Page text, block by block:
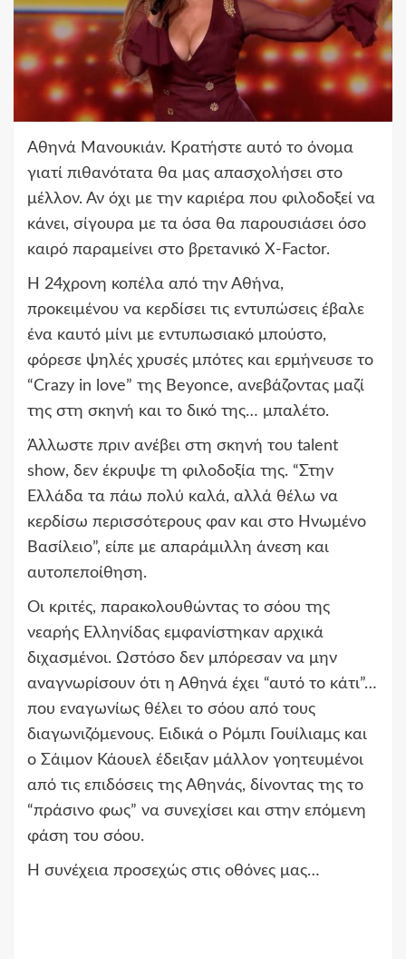
Αθηνά Μανουκιάν. Κρατήστε αυτό το όνομα
γιατί πιθανότατα θα μας απασχολήσει στο
μέλλον. Αν όχι με την καριέρα που φιλοδοξεί να
κάνει, σίγουρα με τα όσα θα παρουσιάσει όσο
καιρό παραμείνει στο βρετανικό X-Factor.
Η 24χρονη κοπέλα από την Αθήνα,
προκειμένου να κερδίσει τις εντυπώσεις έβαλε
ένα καυτό μίνι με εντυπωσιακό μπούστο,
φόρεσε ψηλές χρυσές μπότες και ερμήνευσε το
“Crazy in love” της Beyonce, ανεβάζοντας μαζί
της στη σκηνή και το δικό της… μπαλέτο.
Άλλωστε πριν ανέβει στη σκηνή του talent
show, δεν έκρυψε τη φιλοδοξία της. “Στην
Ελλάδα τα πάω πολύ καλά, αλλά θέλω να
κερδίσω περισσότερους φαν και στο Ηνωμένο
Βασίλειο”, είπε με απαράμιλλη άνεση και
αυτοπεποίθηση.
Οι κριτές, παρακολουθώντας το σόου της
νεαρής Ελληνίδας εμφανίστηκαν αρχικά
διχασμένοι. Ωστόσο δεν μπόρεσαν να μην
αναγνωρίσουν ότι η Αθηνά έχει “αυτό το κάτι”…
που εναγωνίως θέλει το σόου από τους
διαγωνιζόμενους. Ειδικά ο Ρόμπι Γουίλιαμς και
ο Σάιμον Κάουελ έδειξαν μάλλον γοητευμένοι
από τις επιδόσεις της Αθηνάς, δίνοντας της το
“πράσινο φως” να συνεχίσει και στην επόμενη
φάση του σόου.
Η συνέχεια προσεχώς στις οθόνες μας…